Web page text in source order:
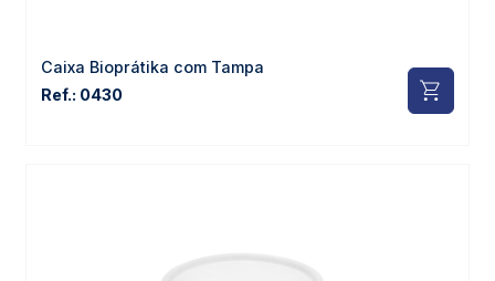
Caixa Bioprátika com Tampa
Ref.: 0430